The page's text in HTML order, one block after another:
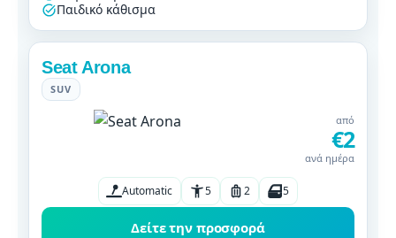
Παιδικό κάθισμα
Seat Arona
SUV
από
€2
ανά ημέρα
Automatic 5 2 5
Δείτε την προσφορά